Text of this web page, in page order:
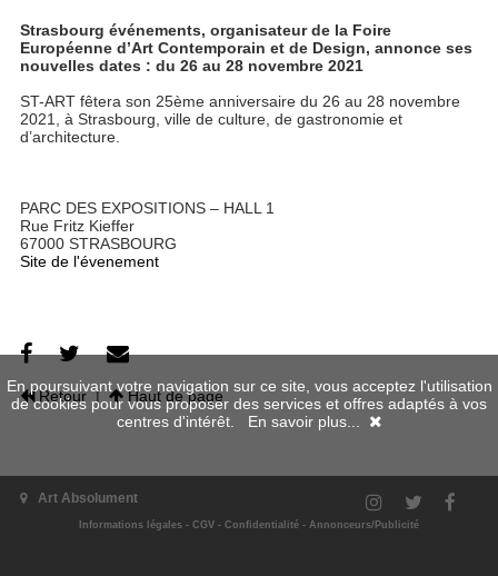
Strasbourg événements, organisateur de la Foire
Européenne d’Art Contemporain et de Design, annonce ses
nouvelles dates : du 26 au 28 novembre 2021
ST-ART fêtera son 25ème anniversaire du 26 au 28 novembre
2021, à Strasbourg, ville de culture, de gastronomie et
d’architecture.
PARC DES EXPOSITIONS – HALL 1
Rue Fritz Kieffer
67000 STRASBOURG
Site de l'évenement
Retour| Haut de page
Art Absolument
Informations légales - CGV - Confidentialité - Annonceurs/Publicité
En poursuivant votre navigation sur ce site, vous acceptez l'utilisation
de cookies pour vous proposer des services et offres adaptés à vos
centres d'intérêt. En savoir plus...